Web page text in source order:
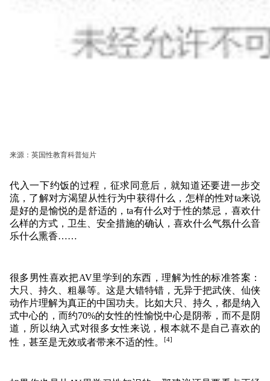
来源：英国性教育科普短片
代入一下约饭的过程，征求同意后，就知道还要进一步交
流，了解对方渴望从性行为中获得什么，怎样的性对ta来说
是好的是愉悦的是舒适的，ta有什么对于性的禁忌，喜欢什
么样的方式，卫生、安全措施的确认，喜欢什么气氛什么音
乐什么熏香……
很多男性喜欢把AV里学到的东西，理解为性的标准答案：
大只、持久、粗暴等。这是大错特错，无异于把武侠、仙侠
动作片理解为真正的中国功夫。比如大只、持久，都是纳入
式中心的，而约70%的女性的性愉悦中心是阴蒂，而不是阴
道，所以纳入式对很多女性来说，根本就不是自己喜欢的
性，甚至是无效或者带来不适的性。
[4]